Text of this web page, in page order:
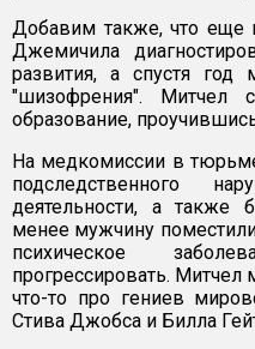
Добавим также, что еще
Джемичила
развития, а спустя год
"шизофрения". Митчел
образование,
На медкомиссии в
подследственного
деятельности, а также
менее мужчину
психическое
прогрессировать. Митчел
что-то про гениев
Стива Джобса и Билла